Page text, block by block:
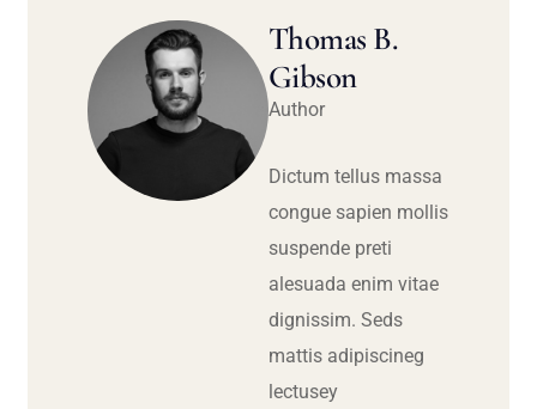
Thomas B.
Gibson
Author
Dictum tellus massa
congue sapien mollis
suspende preti
alesuada enim vitae
dignissim. Seds
mattis adipiscineg
lectusey